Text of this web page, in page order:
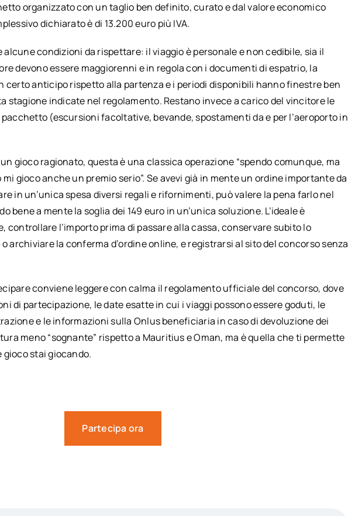
organizzato con un taglio ben definito, curato e dal valore economico
dichiarato è di 13.200 euro più IVA.
condizioni da rispettare: il viaggio è personale e non cedibile, sia il
devono essere maggiorenni e in regola con i documenti di espatrio, la
certo anticipo rispetto alla partenza e i periodi disponibili hanno finestre ben
stagione indicate nel regolamento. Restano invece a carico del vincitore le
(escursioni facoltative, bevande, spostamenti da e per l’aeroporto in
gioco ragionato, questa è una classica operazione “spendo comunque, ma
mi gioco anche un premio serio”. Se avevi già in mente un ordine importante da
in un’unica spesa diversi regali e rifornimenti, può valere la pena farlo nel
bene a mente la soglia dei 149 euro in un’unica soluzione. L’ideale è
controllare l’importo prima di passare alla cassa, conservare subito lo
archiviare la conferma d’ordine online, e registrarsi al sito del concorso senza
conviene leggere con calma il regolamento ufficiale del concorso, dove
di partecipazione, le date esatte in cui i viaggi possono essere goduti, le
e le informazioni sulla Onlus beneficiaria in caso di devoluzione dei
meno “sognante” rispetto a Mauritius e Oman, ma è quella che ti permette
stai giocando.
Partecipa ora